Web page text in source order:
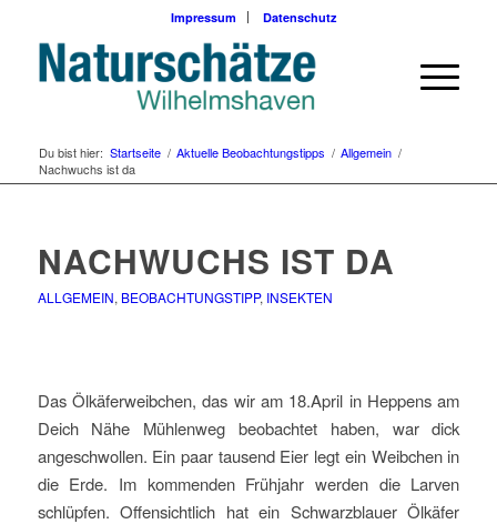
Impressum Datenschutz
Du bist hier: Startseite / Aktuelle Beobachtungstipps / Allgemein /
Nachwuchs ist da
NACHWUCHS IST DA
ALLGEMEIN, BEOBACHTUNGSTIPP, INSEKTEN
Das Ölkäferweibchen, das wir am 18.April in Heppens am
Deich Nähe Mühlenweg beobachtet haben, war dick
angeschwollen. Ein paar tausend Eier legt ein Weibchen in
die Erde. Im kommenden Frühjahr werden die Larven
schlüpfen. Offensichtlich hat ein Schwarzblauer Ölkäfer